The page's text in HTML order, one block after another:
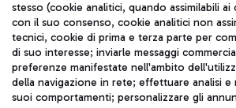
TRAVEL JOURNAL
ITA
stesso (cookie analitici, quando assimilabili
con il suo consenso, cookie analitici non
tecnici, cookie di prima e terza parte per
di suo interesse; inviarle messaggi
preferenze manifestate nell'ambito
della navigazione in rete; effettuare analisi
suoi comportamenti; personalizzare gli